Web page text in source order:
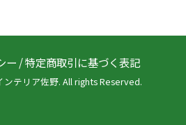
ー /特定商取引に基づく表記
ンテリア佐野. All rights Reserved.